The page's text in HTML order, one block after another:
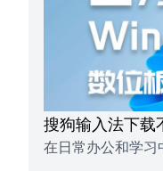
搜狗输入法下载
在日常办公和学习